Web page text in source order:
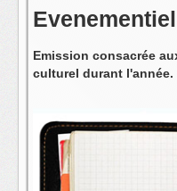
Evenementiel
Emission consacrée
culturel durant l'année.